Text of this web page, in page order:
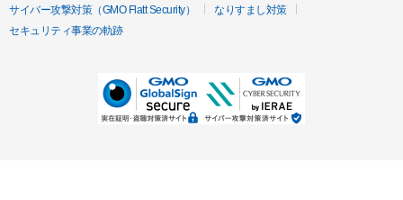
サイバー攻撃対策（GMO Flatt Security）
なりすまし対策
セキュリティ事業の軌跡